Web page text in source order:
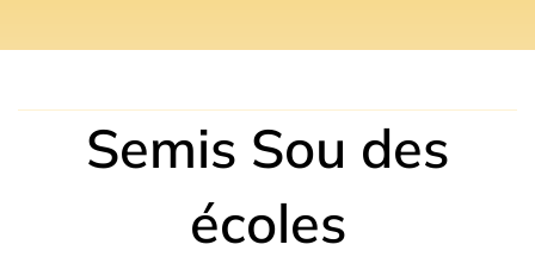
Semis Sou des
écoles